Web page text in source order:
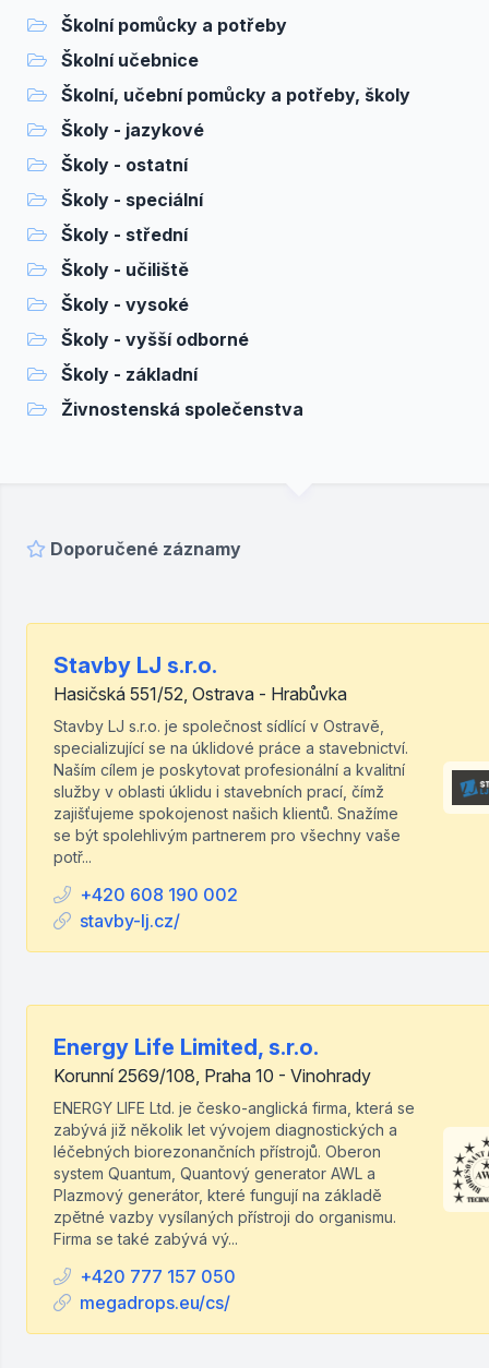
Školní pomůcky a potřeby
Školní učebnice
Školní, učební pomůcky a potřeby, školy
Školy - jazykové
Školy - ostatní
Školy - speciální
Školy - střední
Školy - učiliště
Školy - vysoké
Školy - vyšší odborné
Školy - základní
Živnostenská společenstva
Doporučené záznamy
Stavby LJ s.r.o.
Hasičská 551/52, Ostrava - Hrabůvka
Stavby LJ s.r.o. je společnost sídlící v Ostravě,
specializující se na úklidové práce a stavebnictví.
Naším cílem je poskytovat profesionální a kvalitní
služby v oblasti úklidu i stavebních prací, čímž
zajišťujeme spokojenost našich klientů. Snažíme
se být spolehlivým partnerem pro všechny vaše
potř...
+420 608 190 002
stavby-lj.cz/
Energy Life Limited, s.r.o.
Korunní 2569/108, Praha 10 - Vinohrady
ENERGY LIFE Ltd. je česko-anglická firma, která se
zabývá již několik let vývojem diagnostických a
léčebných biorezonančních přístrojů. Oberon
system Quantum, Quantový generator AWL a
Plazmový generátor, které fungují na základě
zpětné vazby vysílaných přístroji do organismu.
Firma se také zabývá vý...
+420 777 157 050
megadrops.eu/cs/